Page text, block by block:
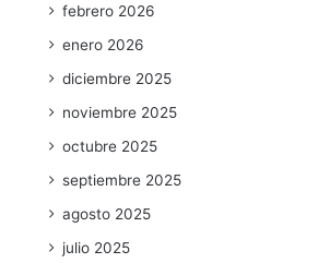
febrero 2026
enero 2026
diciembre 2025
noviembre 2025
octubre 2025
septiembre 2025
agosto 2025
julio 2025